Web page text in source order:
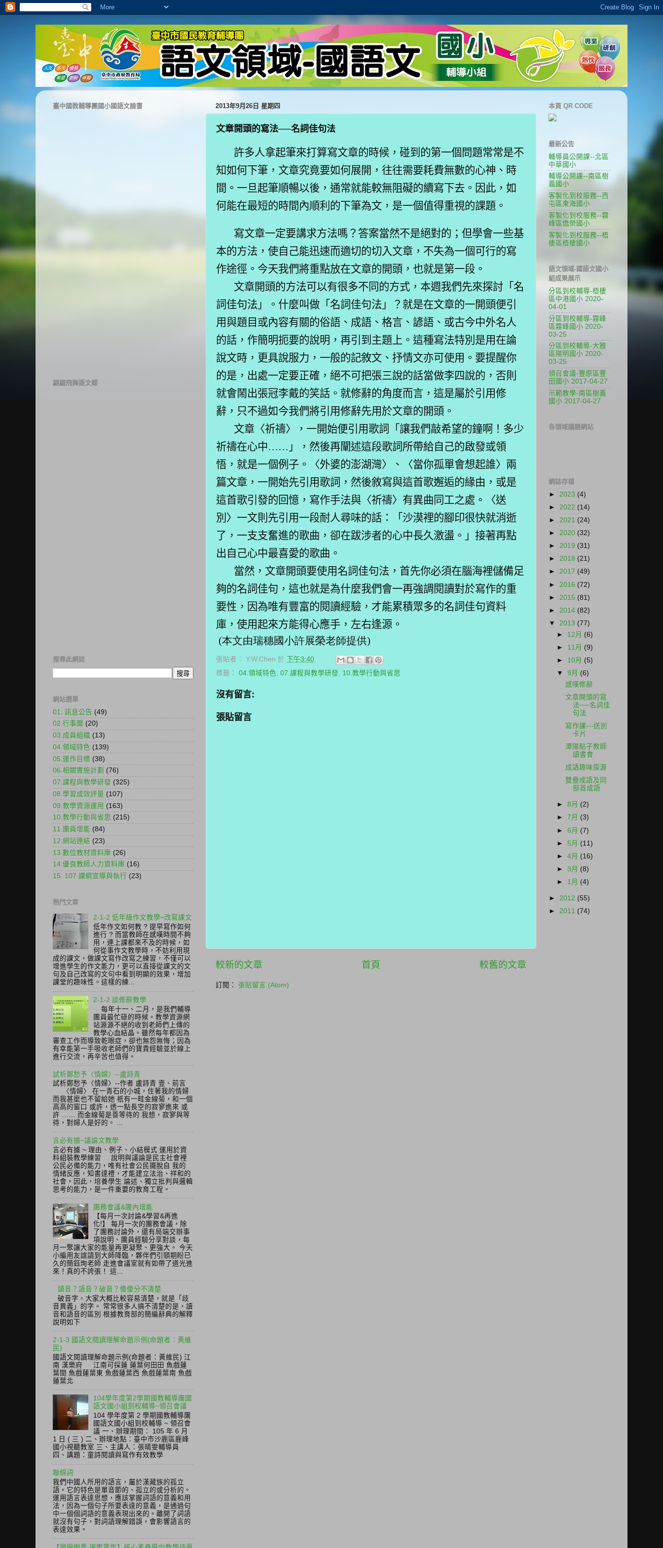
2013年9月26日 星期四
文章開頭的寫法──名詞佳句法
許多人拿起筆來打算寫文章的時候， 碰到的第一個問題常常是不
知如何下筆，文章究竟要如何展開，往往需要耗費無數的心神、時
間。一旦起筆順暢以後，通常就能較無阻礙的續寫下去。因此，如
何能在最短的時間內順利的下筆為文，是一個值得重視的課題。
寫文章一定要講求方法嗎？答案當然不是絕對的；但學會一些基
本的方法，使自己能迅速而適切的切入文章，不失為一個可行的寫
作途徑。今天我們將重點放在文章的開頭，也就是第一段。
文章開頭的方法可以有很多不同的方式，本週我們先來探討「名
詞佳句法」。什麼叫做「名詞佳句法」？就是在文章的一開頭便引
用與題目或內容有關的俗語、成語、格言、諺語、或古今中外名人
的話，作簡明扼要的說明，再引到主題上。這種寫法特別是用在論
說文時，更具說服力，一般的記敘文、抒情文亦可使用。要提醒你
的是，出處一定要正確，絕不可把張三說的話當做李四說的，否則
就會鬧出張冠李戴的笑話。就修辭的角度而言，這是屬於引用修
辭，只不過如今我們將引用修辭先用於文章的開頭。
文章〈祈禱〉，一開始便引用歌詞「讓我們敲希望的鐘啊！多少
祈禱在心中……」，然後再闡述這段歌詞所帶給自己的啟發或領
悟，就是一個例子。〈外婆的澎湖灣〉、〈當你孤單會想起誰〉兩
篇文章，一開始先引用歌詞，然後敘寫與這首歌邂逅的緣由，或是
這首歌引發的回憶，寫作手法與〈祈禱〉有異曲同工之處。〈送
別〉一文則先引用一段耐人尋味的話：「沙漠裡的腳印很快就消逝
了，一支支奮進的歌曲，卻在跋涉者的心中長久激盪。」接著再點
出自己心中最喜愛的歌曲。
當然，文章開頭要使用名詞佳句法，首先你必須在腦海裡儲備足
夠的名詞佳句，這也就是為什麼我們會一再強調閱讀對於寫作的重
要性，因為唯有豐富的閱讀經驗，才能累積眾多的名詞佳句資料
庫，使用起來方能得心應手，左右逢源。
(本文由瑞穗國小許展榮老師提供)
張貼者： Y.W.Chen 於 下午3:40
標籤： 04.領域特色 07.課程與教學研發 10.教學行動與省思
沒有留言:
張貼留言
較新的文章 較舊的文章
首頁
訂閱： 張貼留言 (Atom)
臺中國教輔導團國小國語文臉書
翩翩飛舞語文蝶
搜尋此網誌
網站選單
01. 訊息公告 (49)
02.行事曆 (20)
03.成員組織 (13)
04.領域特色 (139)
05.運作目標 (38)
06.相關實施計劃 (76)
07.課程與教學研發 (325)
08.學習成效評量 (107)
09.教學資源運用 (163)
10.教學行動與省思 (215)
11.團員增能 (84)
12.網站連結 (23)
13.數位教材資料庫 (26)
14.優良教師人力資料庫 (16)
15. 107 課綱宣導與執行 (23)
熱門文章
2-1-2 低年級作文教學~改寫課文
低年作文如何教 ? 提早寫作如何
進行 ? 而當教師在感嘆時間不夠
用，連上課都來不及的時候，如
何從事作文教學時，不妨利用現
成的課文，做課文寫作改寫之練習，不僅可以
增進學生的作文能力，更可以直接從課文的文
句及自己改寫的文句中看到明顯的效果，增加
課堂的趣味性。這樣的練...
2-1-2 談修辭教學
每年十一、二月，是我們輔導
團員最忙碌的時候。教學資源網
站源源不絕的收到老師們上傳的
教學心血結晶。雖然每年都因為
審查工作而導致乾眼症，卻也無怨無悔；因為
有幸能第一手吸收老師們的寶貴經驗並於線上
進行交流，再辛苦也值得。
試析鄭愁予〈情婦〉--盧詩青
試析鄭愁予〈情婦〉--作者 盧詩青 壹、前言
〈情婦〉 在一青石的小城，住著我的情婦
而我甚麼也不留給她 祇有一畦金線菊，和一個
高高的窗口 或許，透一點長空的寂寥進來 或
許 …… 而金線菊是善等待的 我想，寂寥與等
待，對婦人是好的。 ...
言必有據~議論文教學
言必有據 ~ 理由、例子、小結模式 運用於資
料組裝教學練習 說明與議論是民主社會裡
公民必備的能力，唯有社會公民擺脫自 我的
情緒反應，知書達禮，才能建立法治、祥和的
社會。因此，培養學生 論述、獨立批判與邏輯
思考的能力，是一件重要的教育工程。
團務會議&團內增能
【每月一次討論&學習&再進
化!】 每月一次的團務會議，除
了團務討論外，還有局端交辦事
項說明、團員經驗分享對談，每
月一聚讓大家的能量再更凝聚、更強大。 今天
小編用友誼請到大師降臨，夥伴們引頸期盼已
久的簡鈺珣老師 走進會議室就有如帶了道光進
來！真的不誇張！ 這...
讀音？語音？破音？傻傻分不清楚
破音字，大家大概比較容易清楚，就是「歧
音異義」的字。 常常很多人搞不清楚的是，讀
音和語音的區別 根據教育部的簡編辭典的解釋
說明如下
2-1-3 國語文閱讀理解命題示例(命題者：黃維
民)
國語文閱讀理解命題示例(命題者：黃維民) 江
南 漢樂府 江南可採蓮 蓮葉何田田 魚戲蓮
葉間 魚戲蓮葉東 魚戲蓮葉西 魚戲蓮葉南 魚戲
蓮葉北
104學年度第2學期國教輔導團國
語文國小組到校輔導~領召會議
104 學年度第 2 學期國教輔導團
國語文國小組到校輔導 ~ 領召會
議 一、辦理期間： 105 年 6 月
1 日 ( 三 ) 二、辦理地點：臺中市沙鹿區鹿峰
國小視聽教室 三、主講人：張晴雯輔導員
四、講題：童詩閱讀與寫作有效教學
聯綿詞
我們中國人所用的語言，屬於漢藏族的孤立
語。它的特色是單音節的、孤立的或分析的。
運用語言表達思想，應該掌握詞語的意義和用
法，因為一個句子所要表達的意義，是通過句
中一個個詞語的意義表現出來的。離開了詞語
就沒有句子，對詞語理解錯誤，會影響語言的
表達效果。
本頁 QR CODE
最新公告
輔導員公開課--北區
中華國小
輔導公開課--南區樹
義國小
客製化到校服務--西
屯區東海國小
客製化到校服務--霧
峰區僑榮國小
客製化到校服務--梧
棲區梧棲國小
語文領域-國語文國小
組成果展示
分區到校輔導-梧棲
區中港國小 2020-
04-01
分區到校輔導-霧峰
區霧峰國小 2020-
03-25
分區到校輔導-大雅
區陽明國小 2020-
03-25
領召會議-豐原區豐
田國小 2017-04-27
示範教學-南區樹義
國小 2017-04-27
各領域議題網站
網誌存檔
► 2023 (4)
► 2022 (14)
► 2021 (24)
► 2020 (32)
► 2019 (31)
► 2018 (21)
► 2017 (49)
► 2016 (72)
► 2015 (81)
► 2014 (82)
▼ 2013 (77)
► 12月 (6)
► 11月 (9)
► 10月 (5)
▼9月 (6)
感嘆修辭
文章開頭的寫
法──名詞佳
句法
寫作課---送別
卡片
潭陽點子教師
讀書會
成語趣味探源
雙疊成語及同
部首成語
►8月 (2)
►7月 (3)
►6月 (7)
► 5月 (11)
►4月 (16)
►3月 (8)
► 1月 (4)
► 2012 (55)
► 2011 (74)